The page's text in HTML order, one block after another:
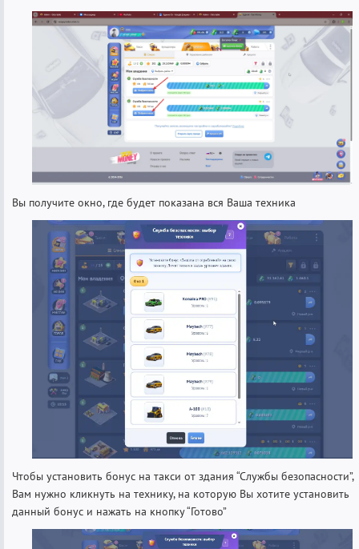
Вы получите окно, где будет показана вся Ваша техника
Чтобы установить бонус на такси от здания “Службы безопасности”,
Вам нужно кликнуть на технику, на которую Вы хотите установить
данный бонус и нажать на кнопку “Готово”